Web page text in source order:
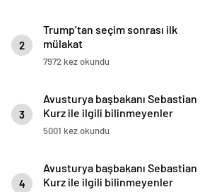
2
Trump’tan seçim sonrası ilk
mülakat
7972 kez okundu
3
Avusturya başbakanı Sebastian
Kurz ile ilgili bilinmeyenler
5001 kez okundu
4
Avusturya başbakanı Sebastian
Kurz ile ilgili bilinmeyenler